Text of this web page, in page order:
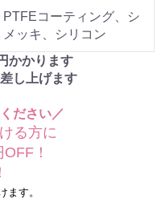
コーティング、シ
ッキ、シリコン
かかります
し上げます
ださい／
る方に
！
す。